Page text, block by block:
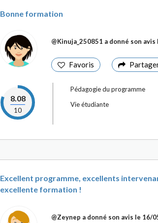
Bonne formation
@Kinuja_250851 a donné son avis
Favoris
8.08
10
Pédagogie du programme
Vie étudiante
Excellent programme, excellents
excellente formation !
@Zeynep a donné son avis le 16/